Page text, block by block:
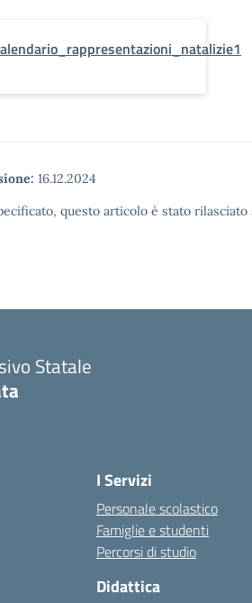
16.12.2024
questo articolo è stato
Statale
I Servizi
Personale scolastico
Famiglie e studenti
Percorsi di studio
Didattica